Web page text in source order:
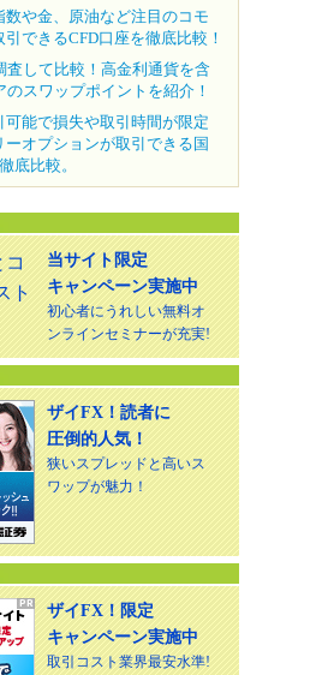
数や金、原油など注目のコモ
できるCFD口座を徹底比較！
査して比較！高金利通貨を含
のスワップポイントを紹介！
可能で損失や取引時間が限定
ーオプションが取引できる国
底比較。
当サイト限定
キャンペーン実施中
初心者にうれしい無料オ
ンラインセミナーが充実!
ザイFX！読者に
圧倒的人気！
狭いスプレッドと高いス
ワップが魅力！
ザイFX！限定
キャンペーン実施中
取引コスト業界最安水準!